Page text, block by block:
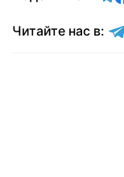
Читайте нас в: